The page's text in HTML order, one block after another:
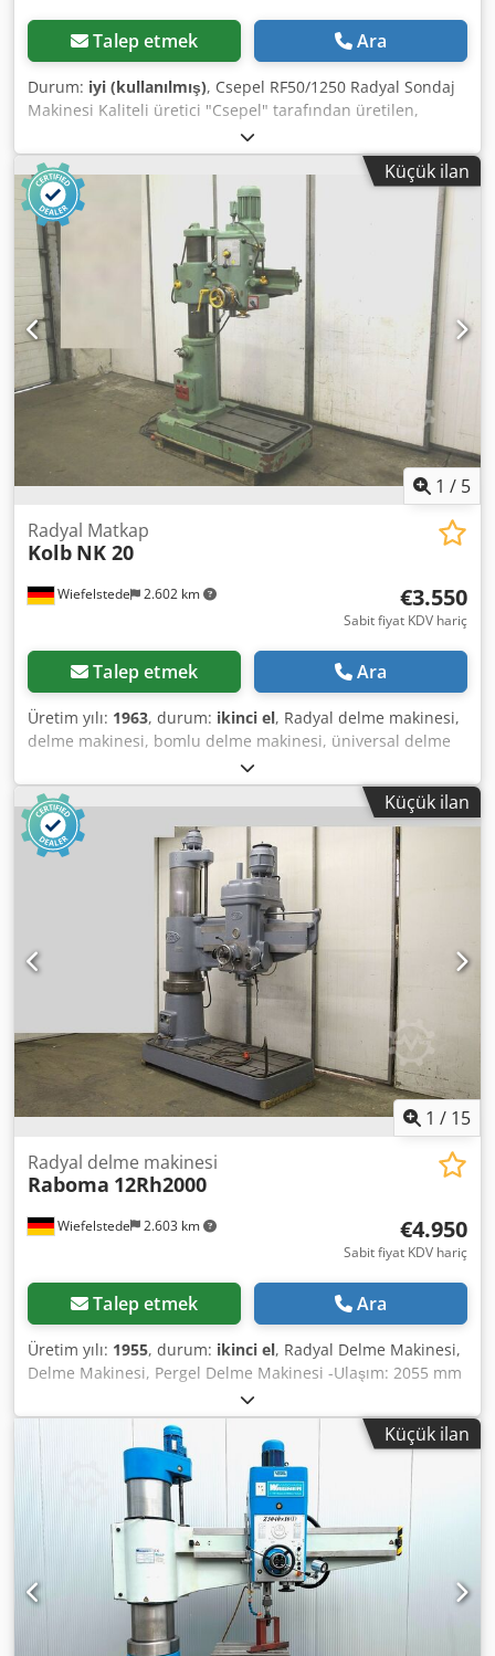
Talep etmek Ara
Durum: iyi (kullanılmış), Csepel RF50/1250 Radyal Sondaj
Makinesi Kaliteli üretici "Csepel" tarafından üretilen,
sağlam ve güvenilir RF50/1250 model radyal sondaj
makinesi. Makine, sağlam yapısıyla öne çıkar ve marangoz
atölyeleri, tamirhaneler veya deneyimli kendin yap
meraklıları için idealdir. Teknik özellikler (etikete göre):
Üretici: Csepel (Budapeşte) Tip: RF50 / 1250 Elektrik türü:
3~ (Üç fazlı / 380 V) Frekans: 50 Hz Kontrol voltajı: 220 V
Dkodpfxezninwe Anyjr Çalışma akımı: 10 A Gerekli sigorta
değeri: 16 A, yavaş tip Diğer yeni ve kullanılmış ürünleri
mağazamızda bulabilirsiniz! Uluslararası kargo ücretleri
talep üzerine hesaplanır!
Küçük ilan
1 / 5
Wiefelstede 2.602 km
Radyal Matkap
Kolb NK 20
€3.550
Sabit fiyat KDV hariç
Talep etmek Ara
Üretim yılı: 1963, durum: ikinci el, Radyal delme makinesi,
delme makinesi, bomlu delme makinesi, üniversal delme
makinesi, freze makinesi -Projeksiyon: 645 mm -Konik
montaj: MK3 -Hızlar: 95-1050 rpm -Kolonlar: Ø 190 mm -Mil
stroku: 195 mm -otomatik ilerleme: 0.05 / 0.10 / 0.20 mm /
dev - Sıkıştırma tablası: 735 x 520 mm - Boyutlar: 1350/705
/ H2170 mm - Ağırlık: 1100 kg Dkodpsdvnbxefx Anyjr
Küçük ilan
1 / 15
Wiefelstede 2.603 km
Radyal delme makinesi
Raboma 12Rh2000
€4.950
Sabit fiyat KDV hariç
Talep etmek Ara
Üretim yılı: 1955, durum: ikinci el, Radyal Delme Makinesi,
Delme Makinesi, Pergel Delme Makinesi -Ulaşım: 2055 mm
-maksimum. makine tablasından iş mili montajına kadar
olan mesafe: 1700 mm -konik montaj: MK5 -Motor gücü:
7,5 kW -hızlar: 11,2-1400 rpm -kolonlar: Ø 450 mm -iş mili
stroku: 540 mm -iplik kesme cihazı -otomatik besleme:
0,037-2,0 mm/dev -Sıkıştırma yüzeyi: 920 x 1600 mm -
boyutlar: 2580/1110/H3450 mm -Ağırlık: 6465 kg Djdpsd
Enr Isfx Anyokr
Küçük ilan